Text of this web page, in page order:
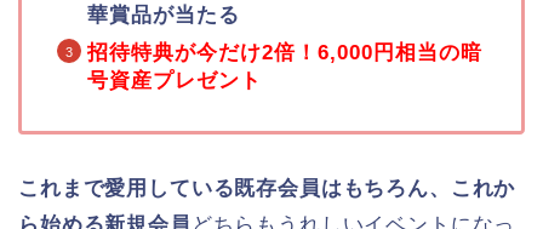
華賞品が当たる
招待特典が今だけ2倍！6,000円相当の暗
号資産プレゼント
これまで愛用している既存会員はもちろん、これか